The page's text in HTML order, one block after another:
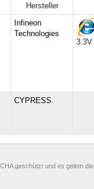
Hersteller
Infineon
Technologies
3.3V
CYPRESS
geschützt und es gelten die